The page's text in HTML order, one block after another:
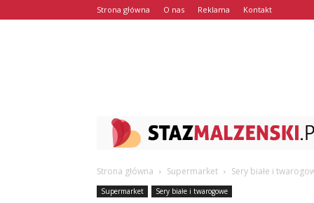
Strona główna O nas Reklama Kontakt
Strona główna Supermarket Sery białe i
Supermarket Sery białe i twarogowe